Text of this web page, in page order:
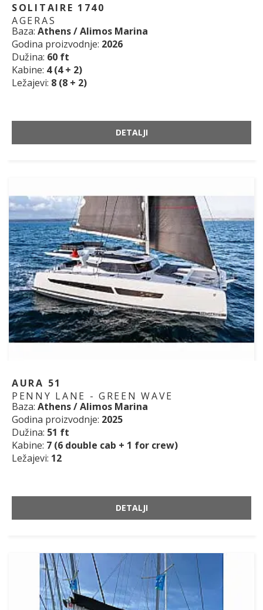
SOLITAIRE 1740
AGERAS
Baza: Athens / Alimos Marina
Godina proizvodnje: 2026
Dužina: 60 ft
Kabine: 4 (4 + 2)
Ležajevi: 8 (8 + 2)
DETALJI
AURA 51
PENNY LANE - GREEN WAVE
Baza: Athens / Alimos Marina
Godina proizvodnje: 2025
Dužina: 51 ft
Kabine: 7 (6 double cab + 1 for crew)
Ležajevi: 12
DETALJI